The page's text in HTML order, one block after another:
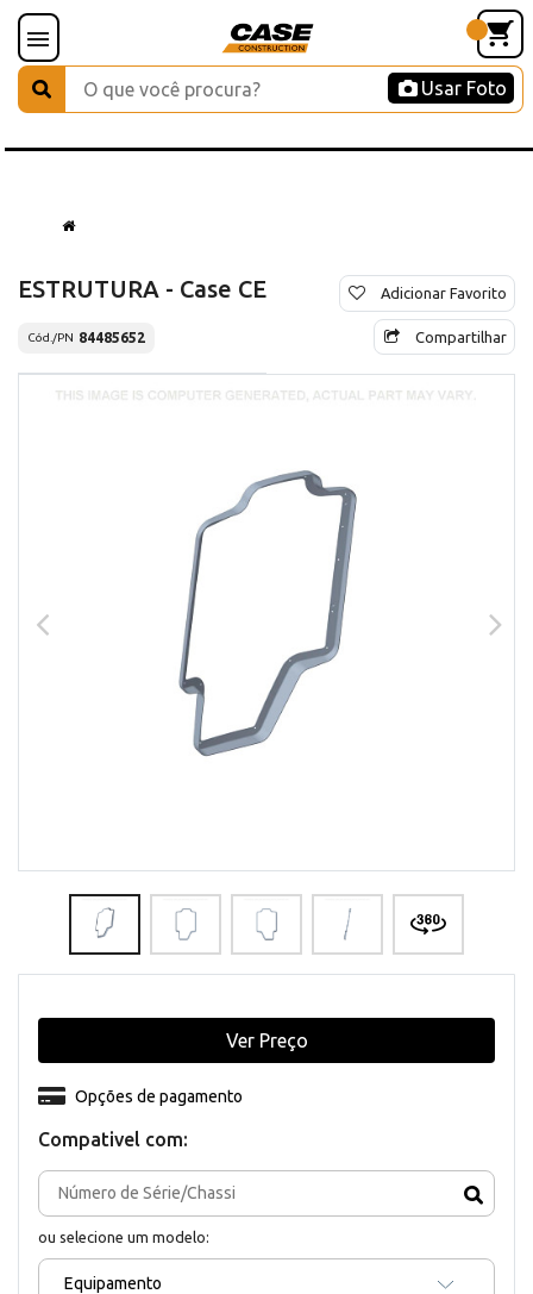
Usar Foto
ESTRUTURA - Case CE
Cód./PN 84485652
Adicionar Favorito
Compartilhar
Compativel com:
ou selecione um modelo:
Equipamento
Opções de pagamento
Ver Preço